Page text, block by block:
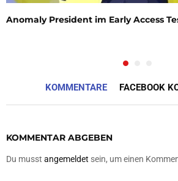
Anomaly President im Early Access
KOMMENTARE FACEBOOK
KOMMENTAR ABGEBEN
Du musst angemeldet sein, um einen